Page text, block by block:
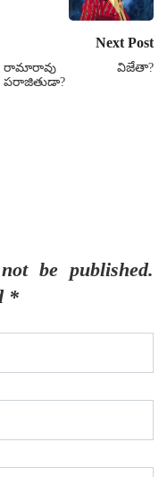
Next Post
రామారావు విజేతా?
పరాజితుడా?
be published.
*